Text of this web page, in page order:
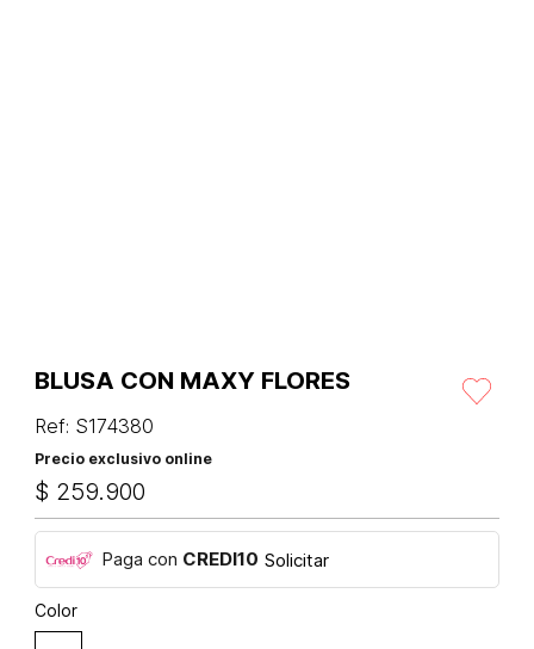
BLUSA CON MAXY FLORES
Ref: S174380
Precio exclusivo online
$ 259.900
Paga con CREDI10 Solicitar
Color